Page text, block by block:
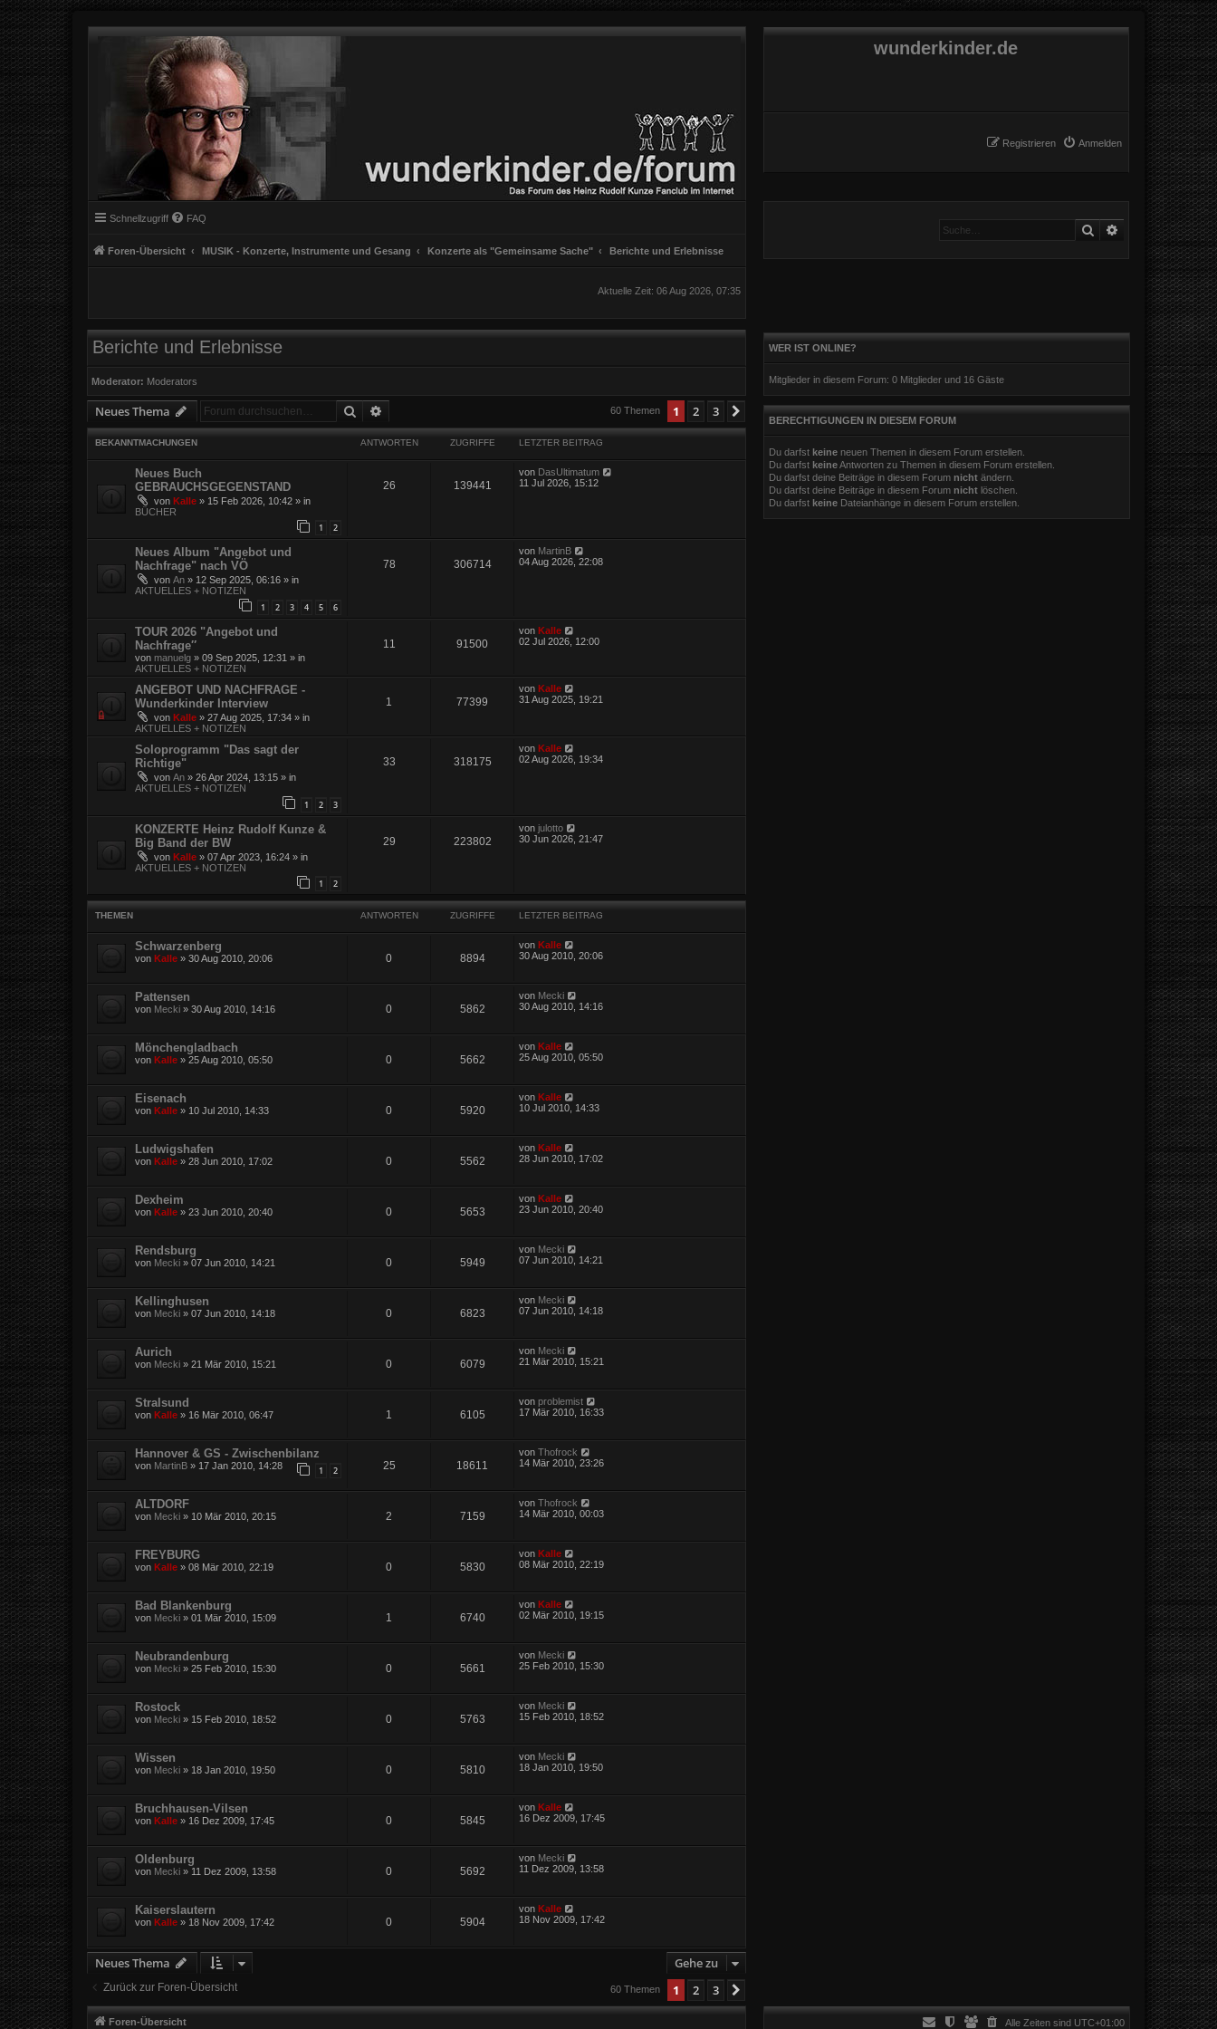
wunderkinder.de
Anmelden
Registrieren
Schnellzugriff FAQ
Foren-Übersicht MUSIK - Konzerte, Instrumente und Gesang Konzerte als "Gemeinsame Sache" Berichte und Erlebnisse
Suche Erweiterte Suche
Aktuelle Zeit: 06 Aug 2026, 07:35
Berichte und Erlebnisse
Moderator: Moderators
Neues Thema Suche 60 Themen 1 2 3 Nächste
BEKANNTMACHUNGEN ANTWORTEN ZUGRIFFE LETZTER BEITRAG
Neues Buch
GEBRAUCHSGEGENSTAND
von Kalle » 15 Feb 2026, 10:42 » in
BÜCHER
1 2
26 139441
von DasUltimatum
11 Jul 2026, 15:12
Neues Album "Angebot und
Nachfrage" nach VÖ
von An » 12 Sep 2025, 06:16 » in
AKTUELLES + NOTIZEN
1 2 3 4 5 6
78 306714
von MartinB
04 Aug 2026, 22:08
TOUR 2026 "Angebot und
Nachfrage″
von manuelg » 09 Sep 2025, 12:31 » in
AKTUELLES + NOTIZEN
11 91500
vonKalle
02 Jul 2026, 12:00
ANGEBOT UND NACHFRAGE -
Wunderkinder Interview
von Kalle » 27 Aug 2025, 17:34 » in
AKTUELLES + NOTIZEN
1 77399
vonKalle
31 Aug 2025, 19:21
Soloprogramm "Das sagt der
Richtige"
von An » 26 Apr 2024, 13:15 » in
AKTUELLES + NOTIZEN
1 2 3
33 318175
vonKalle
02 Aug 2026, 19:34
KONZERTE Heinz Rudolf Kunze &
Big Band der BW
von Kalle » 07 Apr 2023, 16:24 » in
AKTUELLES + NOTIZEN
1 2
29 223802
vonjulotto
30 Jun 2026, 21:47
THEMEN ANTWORTEN ZUGRIFFE LETZTER BEITRAG
Schwarzenberg
von Kalle » 30 Aug 2010, 20:06 0 8894
vonKalle
30 Aug 2010, 20:06
Pattensen
von Mecki » 30 Aug 2010, 14:16 0 5862
von Mecki
30 Aug 2010, 14:16
Mönchengladbach
von Kalle » 25 Aug 2010, 05:50 0 5662
vonKalle
25 Aug 2010, 05:50
Eisenach
von Kalle » 10 Jul 2010, 14:33 0 5920
vonKalle
10 Jul 2010, 14:33
Ludwigshafen
von Kalle » 28 Jun 2010, 17:02 0 5562
vonKalle
28 Jun 2010, 17:02
Dexheim
von Kalle » 23 Jun 2010, 20:40 0 5653
vonKalle
23 Jun 2010, 20:40
Rendsburg
von Mecki » 07 Jun 2010, 14:21 0 5949
von Mecki
07 Jun 2010, 14:21
Kellinghusen
von Mecki » 07 Jun 2010, 14:18 0 6823
von Mecki
07 Jun 2010, 14:18
Aurich
von Mecki » 21 Mär 2010, 15:21 0 6079
von Mecki
21 Mär 2010, 15:21
Stralsund
von Kalle » 16 Mär 2010, 06:47 1 6105
vonproblemist
17 Mär 2010, 16:33
Hannover & GS - Zwischenbilanz
von MartinB » 17 Jan 2010, 14:28 1 2 25 18611
vonThofrock
14 Mär 2010, 23:26
ALTDORF
von Mecki » 10 Mär 2010, 20:15 2 7159
vonThofrock
14 Mär 2010, 00:03
FREYBURG
von Kalle » 08 Mär 2010, 22:19 0 5830
vonKalle
08 Mär 2010, 22:19
Bad Blankenburg
von Mecki » 01 Mär 2010, 15:09 1 6740
vonKalle
02 Mär 2010, 19:15
Neubrandenburg
von Mecki » 25 Feb 2010, 15:30 0 5661
von Mecki
25 Feb 2010, 15:30
Rostock
von Mecki » 15 Feb 2010, 18:52 0 5763
von Mecki
15 Feb 2010, 18:52
Wissen
von Mecki » 18 Jan 2010, 19:50 0 5810
von Mecki
18 Jan 2010, 19:50
Bruchhausen-Vilsen
von Kalle » 16 Dez 2009, 17:45 0 5845
vonKalle
16 Dez 2009, 17:45
Oldenburg
von Mecki » 11 Dez 2009, 13:58 0 5692
von Mecki
11 Dez 2009, 13:58
Kaiserslautern
von Kalle » 18 Nov 2009, 17:42 0 5904
vonKalle
18 Nov 2009, 17:42
Neues Thema Gehe zu
Zurück zur Foren-Übersicht 60 Themen 1 2 3
WER IST ONLINE?
Mitglieder in diesem Forum: 0 Mitglieder und 16 Gäste
BERECHTIGUNGEN IN DIESEM FORUM
Du darfst keineneuen Themen in diesem Forum erstellen.
Du darfst keineAntworten zu Themen in diesem Forum erstellen.
Du darfst deine Beiträge in diesem Forum nichtändern.
Du darfst deine Beiträge in diesem Forum nichtlöschen.
Du darfst keineDateianhänge in diesem Forum erstellen.
Alle Zeiten sind UTC+01:00
Foren-Übersicht